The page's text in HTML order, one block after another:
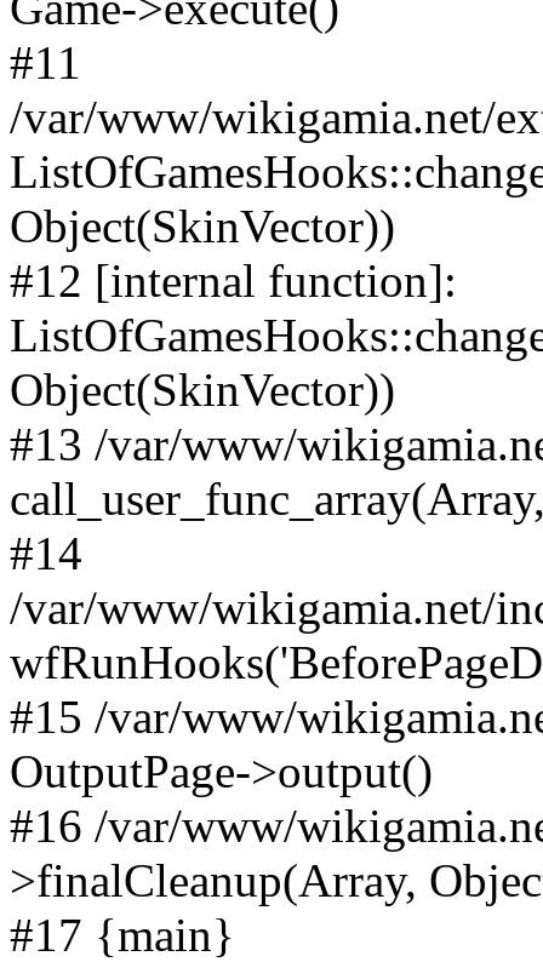
#11
/var/www/wikigamia.net/
Object(SkinVector))
#12 [internal function]:
Object(SkinVector))
#13 /var/www/
#14
/var/www/wikigamia.net/
#15 /var/www/
OutputPage->output()
#16 /var/www/
>finalCleanup(Array,
#17 {main}